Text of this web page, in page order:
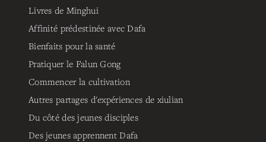
Livres de Minghui
Affinité prédestinée avec Dafa
Bienfaits pour la santé
Pratiquer le Falun Gong
Commencer la cultivation
Autres partages d'expériences de xiulian
Du côté des jeunes disciples
Des jeunes apprennent Dafa